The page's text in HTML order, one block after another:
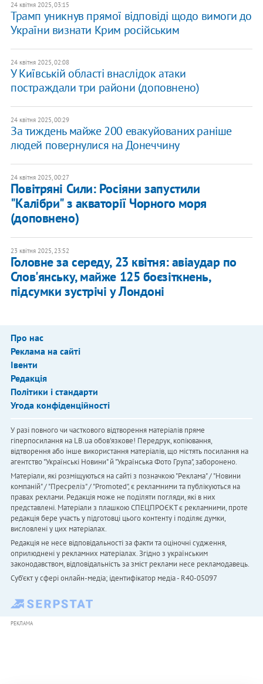
24 квітня 2025, 03:15
Трамп уникнув прямої відповіді щодо вимоги до
України визнати Крим російським
24 квітня 2025, 02:08
У Київській області внаслідок атаки
постраждали три райони (доповнено)
24 квітня 2025, 00:29
За тиждень майже 200 евакуйованих раніше
людей повернулися на Донеччину
24 квітня 2025, 00:27
Повітряні Сили: Росіяни запустили
"Калібри" з акваторії Чорного моря
(доповнено)
23 квітня 2025, 23:52
Головне за середу, 23 квітня: авіаудар по
Слов'янську, майже 125 боєзіткнень,
підсумки зустрічі у Лондоні
Про нас
Реклама на сайті
Івенти
Редакція
Політики і стандарти
Угода конфіденційності
У разі повного чи часткового відтворення матеріалів пряме
гіперпосилання на LB.ua обов'язкове! Передрук, копіювання,
відтворення або інше використання матеріалів, що містять посилання на
агентство "Українськi Новини" й "Українська Фото Група", заборонено.
Матеріали, які розміщуються на сайті з позначкою "Реклама" / "Новини
компаній" / "Пресреліз" / "Promoted", є рекламними та публікуються на
правах реклами. Редакція може не поділяти погляди, які в них
представлені. Матеріали з плашкою СПЕЦПРОЄКТ є рекламними, проте
редакція бере участь у підготовці цього контенту і поділяє думки,
висловлені у цих матеріалах.
Редакція не несе відповідальності за факти та оціночні судження,
оприлюднені у рекламних матеріалах. Згідно з українським
законодавством, відповідальність за зміст реклами несе рекламодавець.
Cуб'єкт у сфері онлайн-медіа; ідентифікатор медіа - R40-05097
РЕКЛАМА